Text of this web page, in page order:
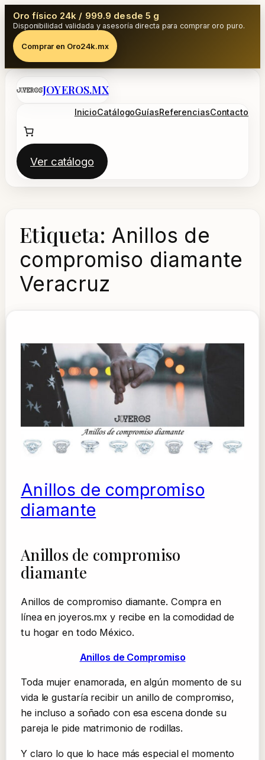
Oro físico 24k / 999.9 desde 5 g
Disponibilidad validada y asesoría directa para comprar oro puro.
Comprar en Oro24k.mx
Saltar
JOYEROS.MX
InicioCatálogoGuíasReferenciasContacto
Ver catálogo
Etiqueta: Anillos de
compromiso diamante
Veracruz
Anillos de compromiso
diamante
Anillos de compromiso
diamante
Anillos de compromiso diamante. Compra en
línea en joyeros.mx y recibe en la comodidad de
tu hogar en todo México.
Anillos de Compromiso
Toda mujer enamorada, en algún momento de su
vida le gustaría recibir un anillo de compromiso,
he incluso a soñado con esa escena donde su
pareja le pide matrimonio de rodillas.
Y claro lo que lo hace más especial el momento